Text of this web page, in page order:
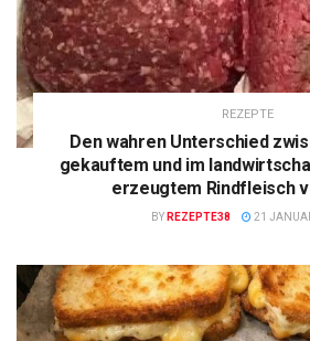
REZEPTE
Den wahren Unterschied
gekauftem und im
erzeugtem Rindfleisch
BY REZEPTE38 21